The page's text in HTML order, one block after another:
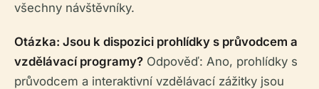
všechny návštěvníky.
Otázka: Jsou k dispozici prohlídky s průvodcem a
vzdělávací programy? Odpověď: Ano, prohlídky s
průvodcem a interaktivní vzdělávací zážitky jsou